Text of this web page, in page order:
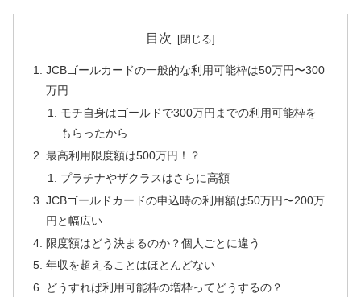
目次
JCBゴールカードの一般的な利用可能枠は50万円〜300
万円
モチ自身はゴールドで300万円までの利用可能枠を
もらったから
最高利用限度額は500万円！？
プラチナやザクラスはさらに高額
JCBゴールドカードの申込時の利用額は50万円〜200万
円と幅広い
限度額はどう決まるのか？個人ごとに違う
年収を超えることはほとんどない
どうすれば利用可能枠の増枠ってどうするの？